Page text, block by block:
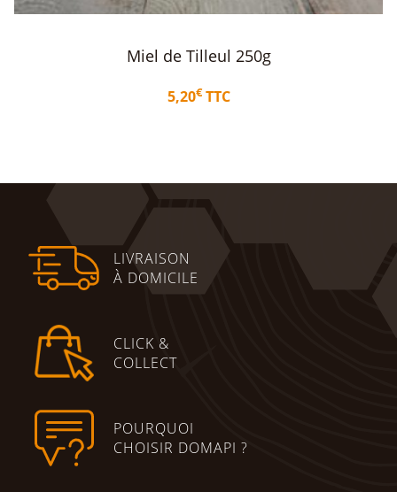
Miel de Romarin 500g
9,50€ TTC
LIVRAISON
À DOMICILE
CLICK &
COLLECT
POURQUOI
CHOISIR DOMAPI ?